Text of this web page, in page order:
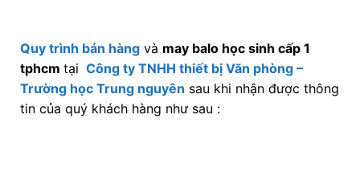
Quy trình bán hàngvà may balo học sinh cấp 1
tphcm tại Công ty TNHH thiết bị Văn phòng –
Trường học Trung nguyên sau khi nhận được thông
tin của quý khách hàng như sau :